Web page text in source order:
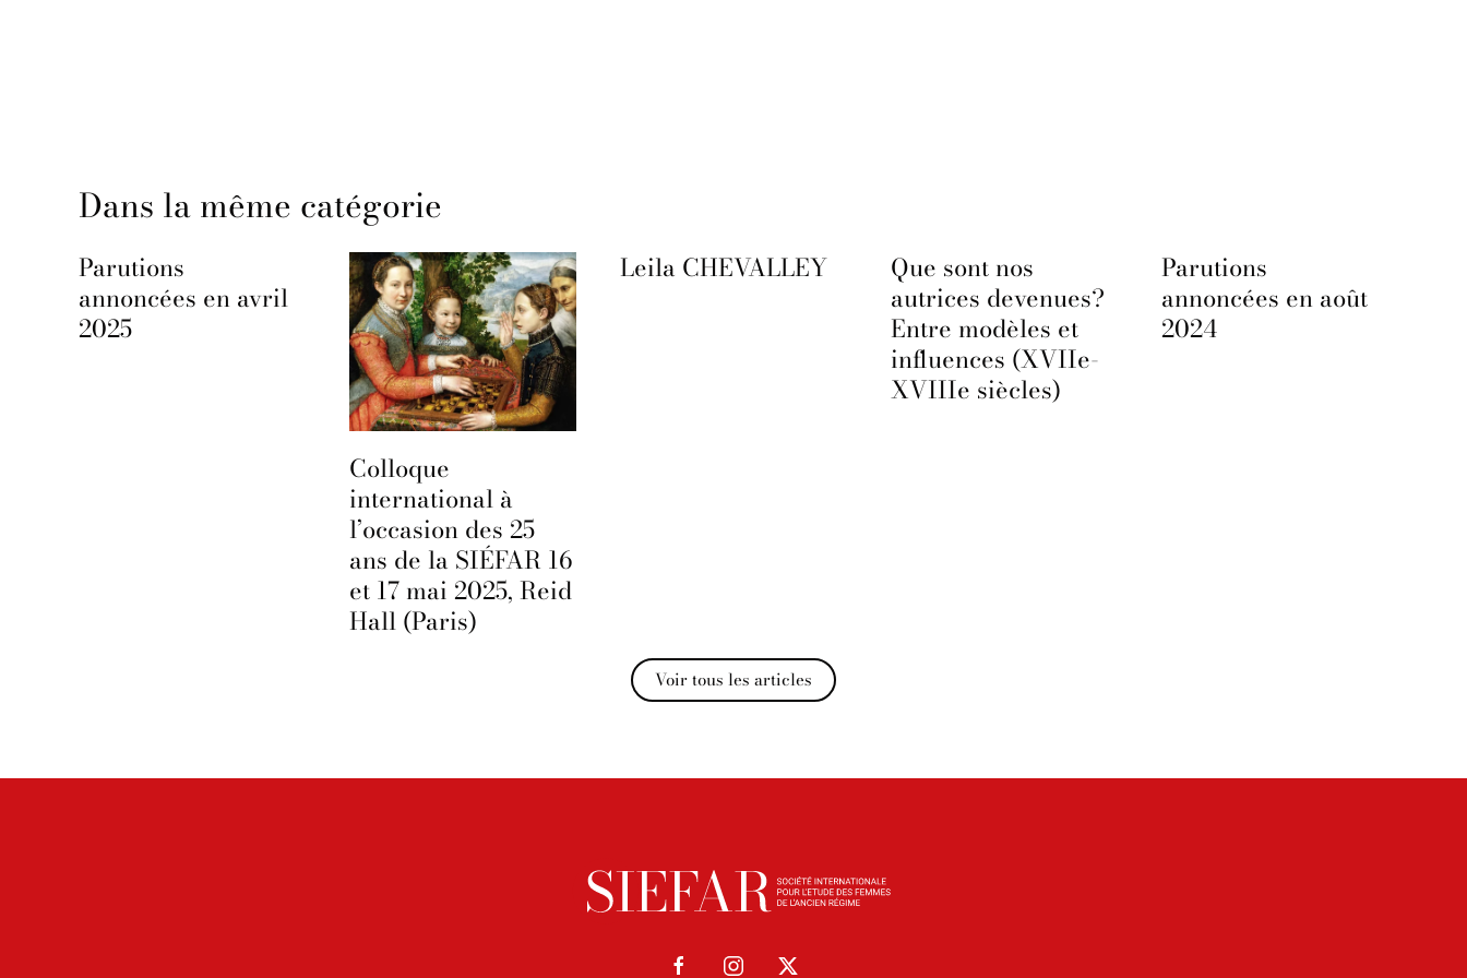
Dans la même catégorie
Parutions
annoncées en avril
2025
Colloque
international à
l’occasion des 25
ans de la SIÉFAR 16
et 17 mai 2025, Reid
Hall (Paris)
Leila CHEVALLEY
Que sont nos
autrices devenues?
Entre modèles et
influences (XVIIe-
XVIIIe siècles)
Parutions
annoncées en août
2024
Voir tous les articles